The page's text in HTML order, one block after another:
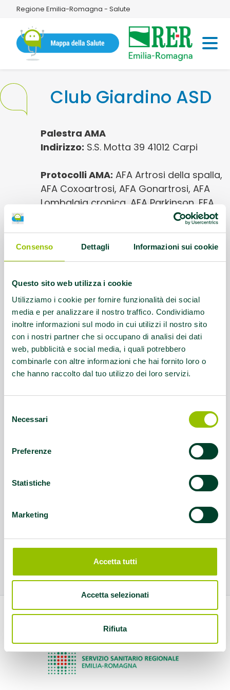
Consenso Dettagli Informazioni sui cookie
Questo sito web utilizza i cookie
Utilizziamo i cookie per fornire funzionalità dei social
media e per analizzare il nostro traffico. Condividiamo
inoltre informazioni sul modo in cui utilizzi il nostro sito
con i nostri partner che si occupano di analisi dei dati
web, pubblicità e social media, i quali potrebbero
combinarle con altre informazioni che hai fornito loro o
che hanno raccolto dal tuo utilizzo dei loro servizi.
delNecessari
Preferenze
Statistiche
Marketing
Accetta tutti
Accetta selezionati
Rifiuta
Regione Emilia-Romagna - Salute
Club Giardino ASD
Palestra AMA
Indirizzo: S.S. Motta 39 41012 Carpi
Protocolli AMA: AFA Artrosi della spalla,
AFA Coxoartrosi, AFA Gonartrosi, AFA
Lombalgia cronica, AFA Parkinson, EFA
Cardiopatie / Malattie cardiovascolari,
EFA Diabete tipo 2 ed EFA sindrome
metabolica, EFA Trapianti
Contatti: Tel.059 680283
Questo contenuto si trova inPalestre che
promuovono la salute